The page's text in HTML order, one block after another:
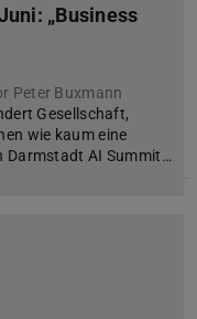
„Business
Peter Buxmann
Gesellschaft,
wie kaum eine
Darmstadt AI Summit…